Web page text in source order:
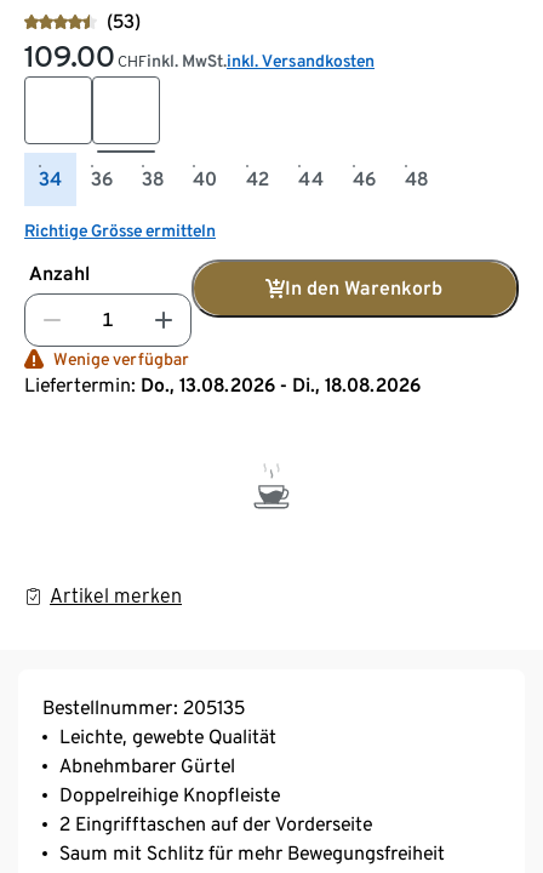
(53)
109.00 CHFinkl. MwSt.inkl. Versandkosten
34 36 38 40 42 44 46 48
Richtige Grösse ermitteln
Anzahl
In den Warenkorb
Wenige verfügbar
Liefertermin: Do., 13.08.2026 - Di., 18.08.2026
Artikel merken
Bestellnummer: 205135
Leichte, gewebte Qualität
Abnehmbarer Gürtel
Doppelreihige Knopfleiste
2 Eingrifftaschen auf der Vorderseite
Saum mit Schlitz für mehr Bewegungsfreiheit